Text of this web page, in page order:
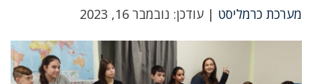
מערכת כרמליסט | עודכן: נובמבר 16, 2023